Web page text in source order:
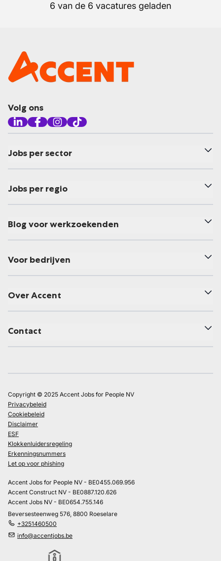
6 van de 6 vacatures geladen
Volg ons
Jobs per sector
Jobs per regio
Blog voor werkzoekenden
Voor bedrijven
Over Accent
Contact
Copyright © 2025 Accent Jobs for People NV
Privacybeleid
Cookiebeleid
Disclaimer
ESF
Klokkenluidersregeling
Erkenningsnummers
Let op voor phishing
Accent Jobs for People NV - BE0455.069.956
Accent Construct NV - BE0887.120.626
Accent Jobs NV - BE0654.755.146
Beversesteenweg 576, 8800 Roeselare
+3251460500
info@accentjobs.be